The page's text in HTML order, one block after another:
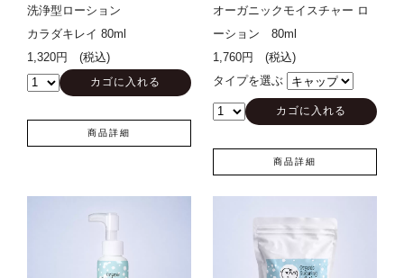
洗浄型ローション
カラダキレイ 80ml
1,320円 (税込)
商品詳細
オーガニックモイスチャー ロ
ーション 80ml
1,760円 (税込)
タイプを選ぶ
商品詳細